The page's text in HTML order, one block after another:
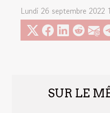
Lundi 26 septembre 2022
SUR LE